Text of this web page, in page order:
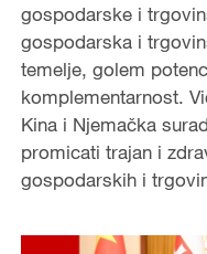
gospodarske i
gospodarska i
temelje, golem
komplementarnost.
Kina i Njemačka
promicati trajan i
gospodarskih i